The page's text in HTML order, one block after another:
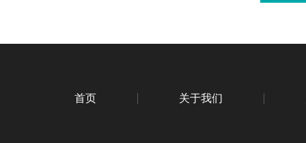
首页 关于我们